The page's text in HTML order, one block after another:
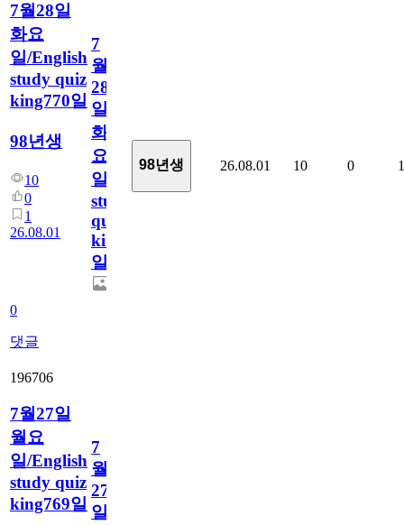
7월28일
화요
일/English
study quiz
king770일
98년생
10
0
1
26.08.01
0
댓글
7
월
28
일
화
요
일/English
study
quiz
king770
일
98년생 26.08.01 10 0 1
196706
7월27일
월요
일/English
study quiz
king769일
7
월
27
일